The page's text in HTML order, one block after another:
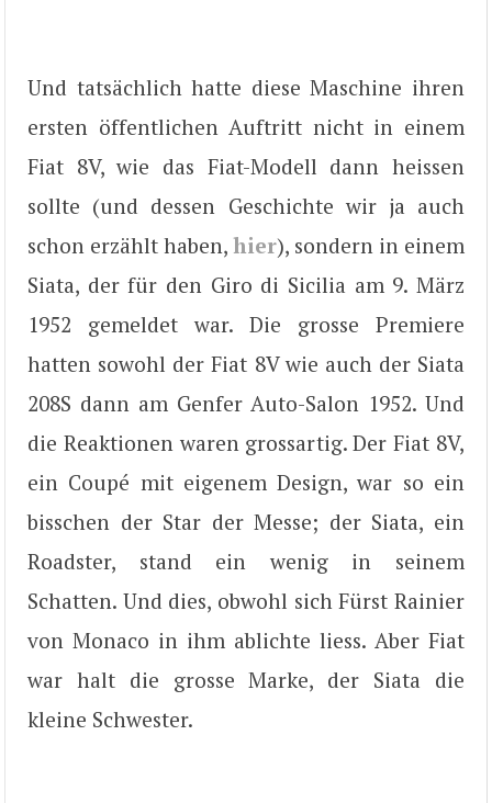
Und tatsächlich hatte diese Maschine ihren
ersten öffentlichen Auftritt nicht in einem
Fiat 8V, wie das Fiat-Modell dann heissen
sollte (und dessen Geschichte wir ja auch
schon erzählt haben, hier), sondern in einem
Siata, der für den Giro di Sicilia am 9. März
1952 gemeldet war. Die grosse Premiere
hatten sowohl der Fiat 8V wie auch der Siata
208S dann am Genfer Auto-Salon 1952. Und
die Reaktionen waren grossartig. Der Fiat 8V,
ein Coupé mit eigenem Design, war so ein
bisschen der Star der Messe; der Siata, ein
Roadster, stand ein wenig in seinem
Schatten. Und dies, obwohl sich Fürst Rainier
von Monaco in ihm ablichte liess. Aber Fiat
war halt die grosse Marke, der Siata die
kleine Schwester.